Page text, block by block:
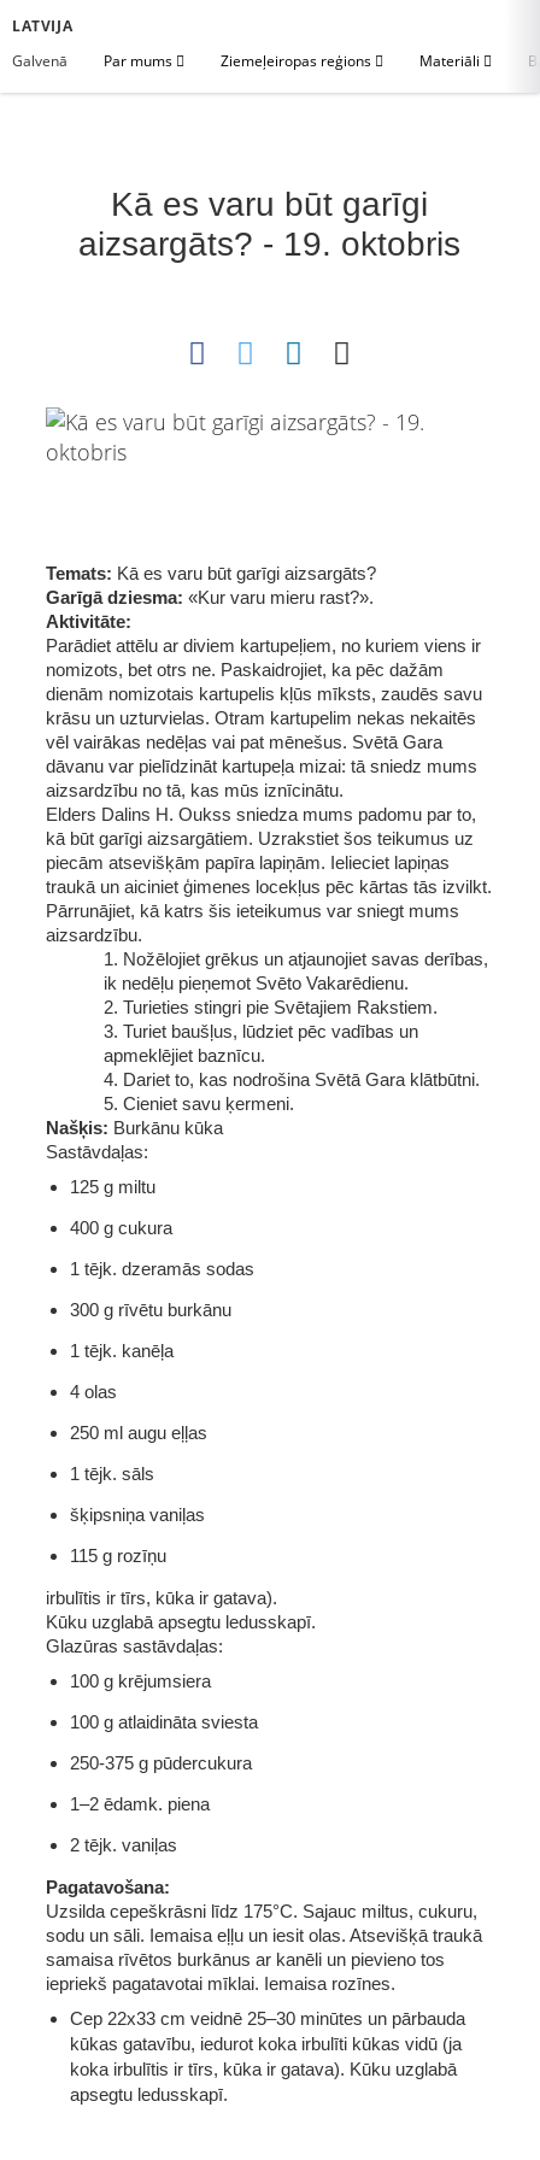
LATVIJA
Galvenā
Par mums Ziemeļeiropas reģions Materiāli
Kā es varu būt garīgi
aizsargāts? - 19. oktobris
Temats: Kā es varu būt garīgi aizsargāts?
Garīgā dziesma: «Kur varu mieru rast?».
Aktivitāte:
Parādiet attēlu ar diviem kartupeļiem, no kuriem viens ir
nomizots, bet otrs ne. Paskaidrojiet, ka pēc dažām
dienām nomizotais kartupelis kļūs mīksts, zaudēs savu
krāsu un uzturvielas. Otram kartupelim nekas nekaitēs
vēl vairākas nedēļas vai pat mēnešus. Svētā Gara
dāvanu var pielīdzināt kartupeļa mizai: tā sniedz mums
aizsardzību no tā, kas mūs iznīcinātu.
Elders Dalins H. Oukss sniedza mums padomu par to,
kā būt garīgi aizsargātiem. Uzrakstiet šos teikumus uz
piecām atsevišķām papīra lapiņām. Ielieciet lapiņas
traukā un aiciniet ģimenes locekļus pēc kārtas tās izvilkt.
Pārrunājiet, kā katrs šis ieteikumus var sniegt mums
aizsardzību.
1. Nožēlojiet grēkus un atjaunojiet savas derības,
ik nedēļu pieņemot Svēto Vakarēdienu.
2. Turieties stingri pie Svētajiem Rakstiem.
3. Turiet baušļus, lūdziet pēc vadības un
apmeklējiet baznīcu.
4. Dariet to, kas nodrošina Svētā Gara klātbūtni.
5. Cieniet savu ķermeni.
Našķis: Burkānu kūka
Sastāvdaļas:
125 g miltu
400 g cukura
1 tējk. dzeramās sodas
300 g rīvētu burkānu
1 tējk. kanēļa
4 olas
250 ml augu eļļas
1 tējk. sāls
šķipsniņa vaniļas
115 g rozīņu
irbulītis ir tīrs, kūka ir gatava).
Kūku uzglabā apsegtu ledusskapī.
Glazūras sastāvdaļas:
100 g krējumsiera
100 g atlaidināta sviesta
250-375 g pūdercukura
1–2 ēdamk. piena
2 tējk. vaniļas
Pagatavošana:
Uzsilda cepeškrāsni līdz 175°C. Sajauc miltus, cukuru,
sodu un sāli. Iemaisa eļļu un iesit olas. Atsevišķā traukā
samaisa rīvētos burkānus ar kanēli un pievieno tos
iepriekš pagatavotai mīklai. Iemaisa rozīnes.
Cep 22x33 cm veidnē 25–30 minūtes un pārbauda
kūkas gatavību, iedurot koka irbulīti kūkas vidū (ja
koka irbulītis ir tīrs, kūka ir gatava). Kūku uzglabā
apsegtu ledusskapī.